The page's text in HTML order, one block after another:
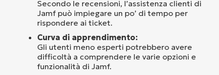
Secondo le recensioni, l’assistenza clienti di
Jamf può impiegare un po’ di tempo per
rispondere ai ticket.
Curva di apprendimento:
Gli utenti meno esperti potrebbero avere
difficoltà a comprendere le varie opzioni e
funzionalità di Jamf.